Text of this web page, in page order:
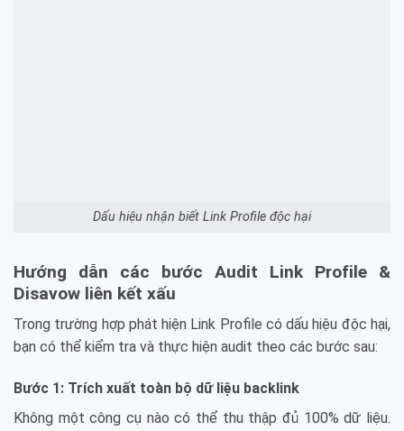
Dấu hiệu nhận biết Link Profile độc hại
Hướng dẫn các bước Audit Link Profile &
Disavow liên kết xấu
Trong trường hợp phát hiện Link Profile có dấu hiệu độc hại,
bạn có thể kiểm tra và thực hiện audit theo các bước sau:
Bước 1: Trích xuất toàn bộ dữ liệu backlink
Không một công cụ nào có thể thu thập đủ 100% dữ liệu.